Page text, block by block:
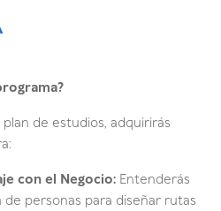
de estudios, adquirirás
con el Negocio: Entenderás
personas para diseñar rutas